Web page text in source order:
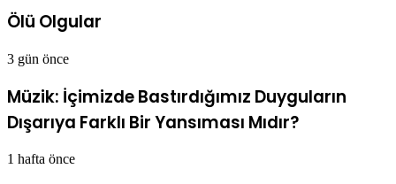
Ölü Olgular
3 gün önce
Müzik: İçimizde Bastırdığımız Duyguların
Dışarıya Farklı Bir Yansıması Mıdır?
1 hafta önce